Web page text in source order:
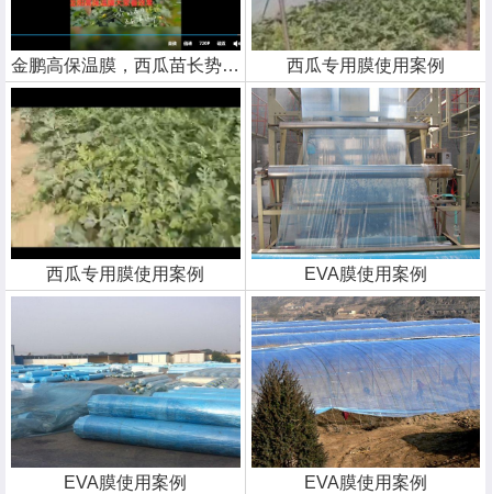
金鹏高保温膜，西瓜苗长势喜人 西瓜专用膜使用案例
西瓜专用膜使用案例 EVA膜使用案例
EVA膜使用案例 EVA膜使用案例